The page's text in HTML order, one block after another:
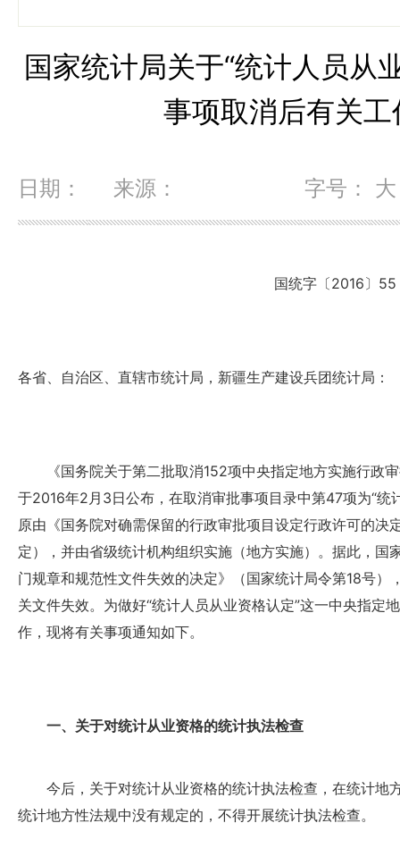
国家统计局关于“统计人员从
事项取消后有关
字号： 大
日期： 来源：
国统字〔2016〕 55
各省、自治区、直辖市统计局，新疆生产建设兵团统计局：
《国务院关于第二批取消152项中央指定地方实施行政
于2016年2月3日公布，在取消审批事项目录中第47项为“统
原由《国务院对确需保留的行政审批项目设定行政许可的决
定），并由省级统计机构组织实施（地方实施）。据此，国
门规章和规范性文件失效的决定》（国家统计局令第18号）
关文件失效。为做好“统计人员从业资格认定”这一中央指定
作，现将有关事项通知如下。
一、关于对统计从业资格的统计执法检查
今后，关于对统计从业资格的统计执法检查，在统计地
统计地方性法规中没有规定的，不得开展统计执法检查。